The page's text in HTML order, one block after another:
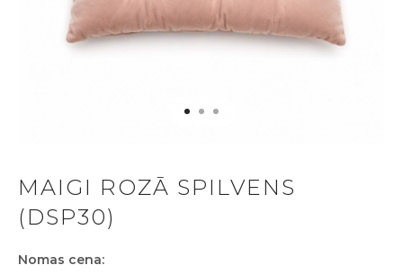
MAIGI ROZĀ SPILVENS
(DSP30)
Nomas cena: